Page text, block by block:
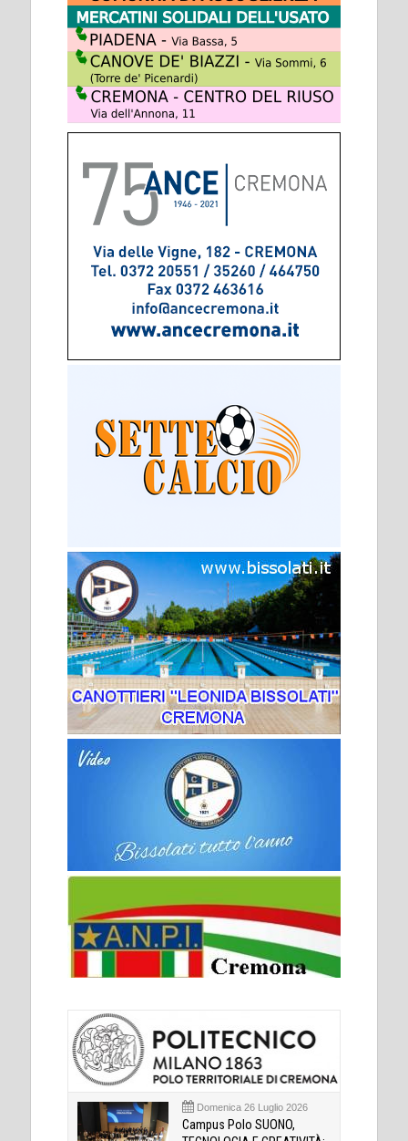
Domenica 26 Luglio 2026
Campus Polo SUONO,